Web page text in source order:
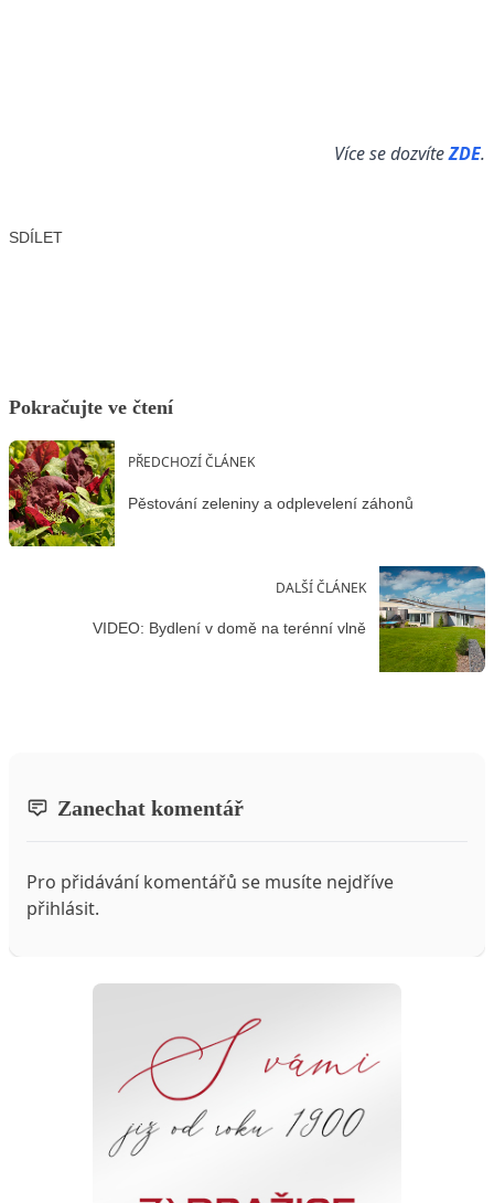
Více se dozvíteZDE.
SDÍLET
Pokračujte ve čtení
PŘEDCHOZÍ ČLÁNEK
Pěstování zeleniny a odplevelení záhonů
DALŠÍ ČLÁNEK
VIDEO: Bydlení v domě na terénní vlně
Zanechat komentář
Pro přidávání komentářů se musíte nejdříve
přihlásit.